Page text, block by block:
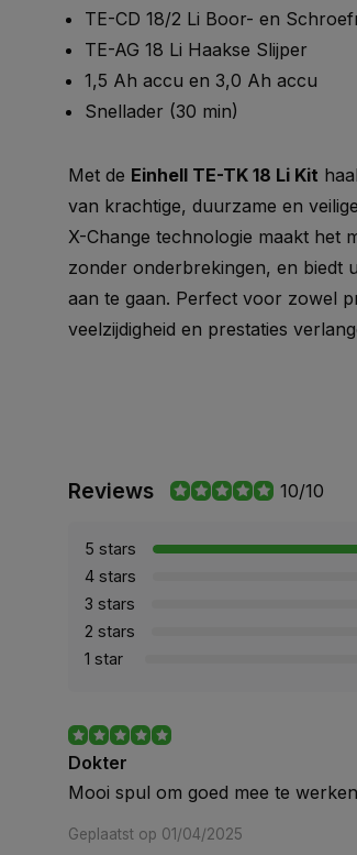
TE-CD 18/2 Li Boor- en
TE-AG 18 Li Haakse Slijper
1,5 Ah accu en 3,0 Ah accu
Snellader (30 min)
Met de Einhell TE-TK 18 Li Kit
van krachtige, duurzame en
X-Change technologie maakt het
zonder onderbrekingen, en biedt
aan te gaan. Perfect voor zowel
veelzijdigheid en prestaties
Reviews 10/10
5 stars
4 stars
3 stars
2 stars
1 star
Dokter
Mooi spul om goed mee te werken
Geplaatst op 01/04/2025